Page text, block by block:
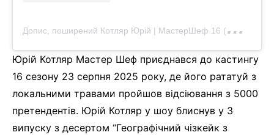
Д
опис, поширений Котляр Юрій | МастерШеф 16 (@kotliar_yurii)
Юрій Котляр Мастер Шеф приєднався до кастингу
16 сезону 23 серпня 2025 року, де його рататуй з
локальними травами пройшов відсіювання з 5000
претендентів. Юрій Котляр у шоу блиснув у 3
випуску з десертом “Географічний чізкейк з